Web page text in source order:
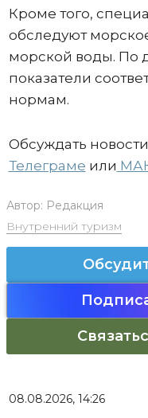
Кроме того,
обследуют
морской воды. По
показатели
нормам.
Обсуждать
Телеграме или
Автор: Редакция
Внутренний туризм
08.08.2026, 14:26